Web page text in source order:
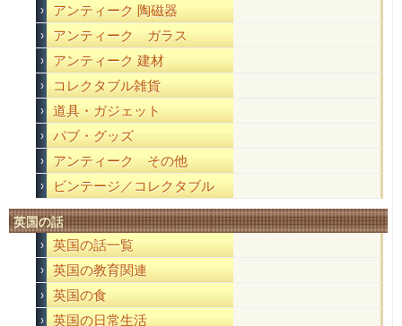
アンティーク 陶磁器
アンティーク ガラス
アンティーク 建材
コレクタブル雑貨
道具・ガジェット
パブ・グッズ
アンティーク その他
ビンテージ／コレクタブル
英国の話
英国の話一覧
英国の教育関連
英国の食
英国の日常生活